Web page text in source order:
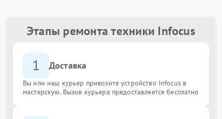
Этапы ремонта техники Infocus
1 Доставка
Вы или наш курьер привозите устройство Infocus в
мастерскую. Вызов курьера предоставляется бесплатно